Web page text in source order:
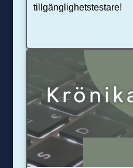
tillgänglighetstestare!